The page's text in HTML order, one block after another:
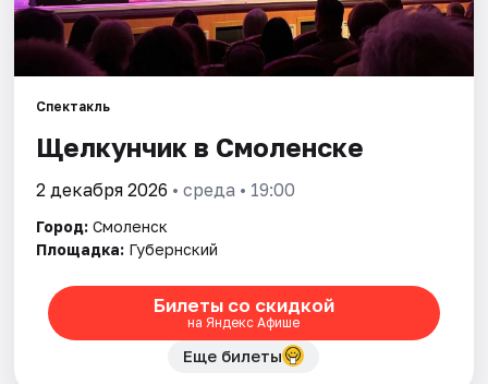
Города
Площадки
Артисты
Рейтинги
Спектакль
Щелкунчик в Смоленске
2 декабря 2026 • среда • 19:00
Город: Смоленск
Площадка: Губернский
Билеты со скидкой
на Яндекс Афише
Еще билеты